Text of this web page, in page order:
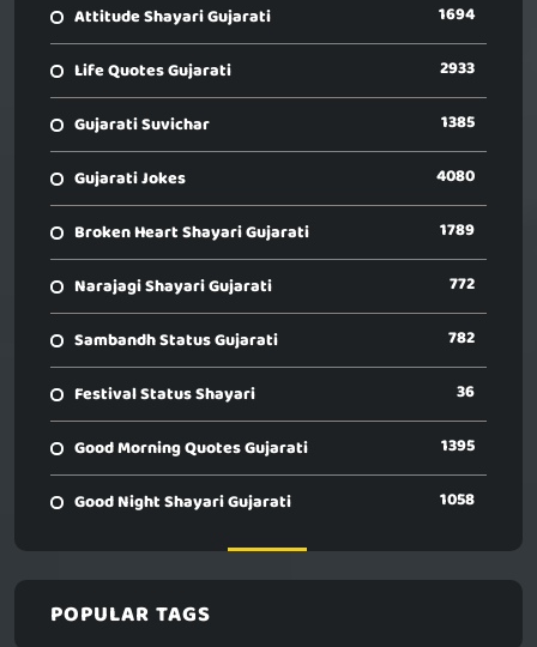
Attitude Shayari Gujarati 1694
Life Quotes Gujarati 2933
Gujarati Suvichar 1385
Gujarati Jokes 4080
Broken Heart Shayari Gujarati 1789
Narajagi Shayari Gujarati 772
Sambandh Status Gujarati 782
Festival Status Shayari 36
Good Morning Quotes Gujarati 1395
Good Night Shayari Gujarati 1058
POPULAR TAGS